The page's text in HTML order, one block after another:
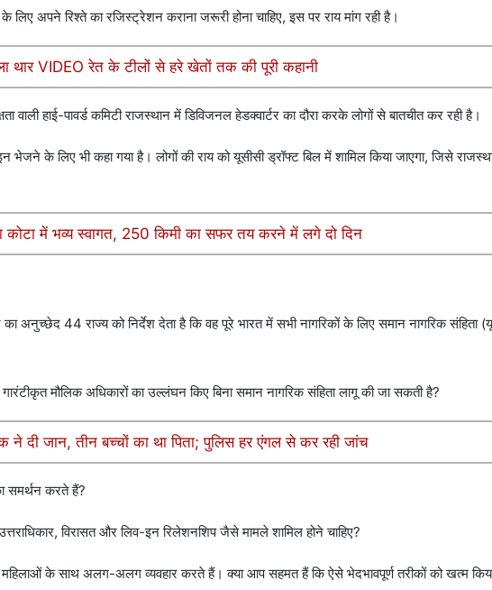
अपने रिश्ते का रजिस्ट्रेशन कराना जरूरी होना चाहिए, इस पर राय मांग रही है।
थार VIDEO रेत के टीलों से हरे खेतों तक की पूरी कहानी
हाई-पावर्ड कमिटी राजस्थान में डिविजनल हेडक्वार्टर का दौरा करके लोगों से बातचीत कर रही है।
के लिए भी कहा गया है। लोगों की राय को यूसीसी ड्रॉफ्ट बिल में शामिल किया जाएगा, जिसे
कोटा में भव्य स्वागत, 250 किमी का सफर तय करने में लगे दो दिन
अनुच्छेद 44 राज्य को निर्देश देता है कि वह पूरे भारत में सभी नागरिकों के लिए समान नागरिक संहिता
मौलिक अधिकारों का उल्लंघन किए बिना समान नागरिक संहिता लागू की जा सकती है?
दी जान, तीन बच्चों का था पिता; पुलिस हर एंगल से कर रही जांच
समर्थन करते हैं?
विरासत और लिव-इन रिलेशनशिप जैसे मामले शामिल होने चाहिए?
के साथ अलग-अलग व्यवहार करते हैं। क्या आप सहमत हैं कि ऐसे भेदभावपूर्ण तरीकों को खत्म किया